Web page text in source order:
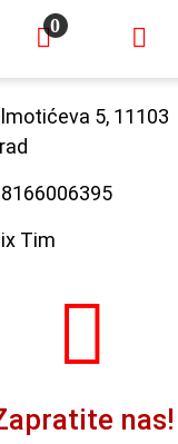
0
5, 11103
Tim
nas!